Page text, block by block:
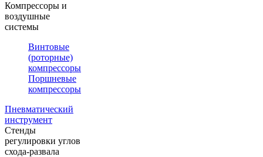
Компрессоры и
воздушные
системы
Винтовые
(роторные)
компрессоры
Поршневые
компрессоры
Пневматический
инструмент
Стенды
регулировки углов
схода-развала